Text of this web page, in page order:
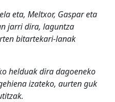
eta, Meltxor, Gaspar eta
jarri dira, laguntza
bitartekari-lanak
helduak dira dagoeneko
izateko, aurten guk